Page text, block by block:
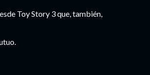
Toy Story 3 que, también,